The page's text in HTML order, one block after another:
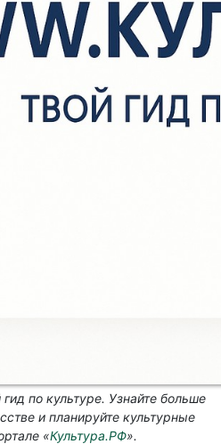
по культуре. Узнайте больше
и планируйте культурные
«Культура.РФ».